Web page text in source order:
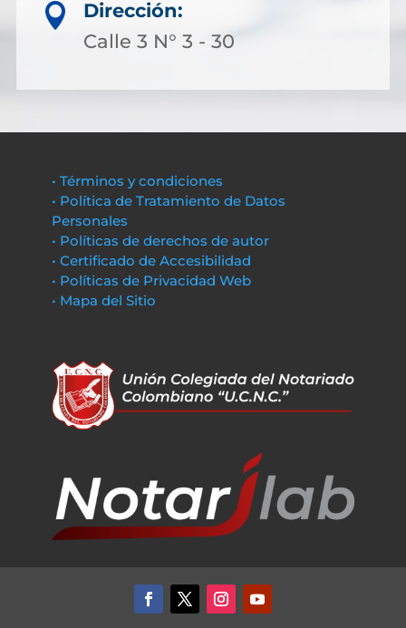

Dirección:
Calle 3 N° 3 - 30
• Términos y condiciones
• Política de Tratamiento de Datos
Personales
• Políticas de derechos de autor
• Certificado de Accesibilidad
• Políticas de Privacidad Web
• Mapa del Sitio